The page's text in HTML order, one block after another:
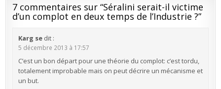
7 commentaires sur “Séralini serait-il victime
d’un complot en deux temps de l’Industrie ?”
Karg se dit :
5 décembre 2013 à 17:57
C’est un bon départ pour une théorie du complot: c’est tordu,
totalement improbable mais on peut décrire un mécanisme et
un but.